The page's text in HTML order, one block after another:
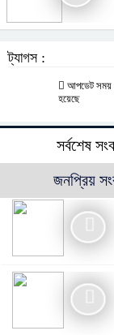
ট্যাগস :
আপডেট সময়
হয়েছে
সর্বশেষ
জনপ্রিয়